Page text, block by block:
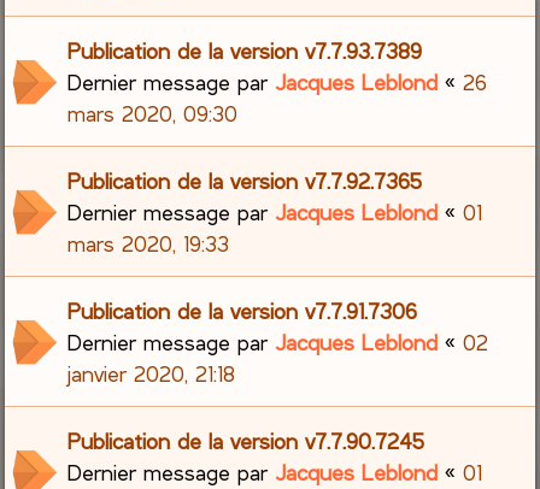
Publication de la version v7.7.93.7389
Dernier message parJacques Leblond «26
mars 2020, 09:30
Publication de la version v7.7.92.7365
Dernier message parJacques Leblond «01
mars 2020, 19:33
Publication de la version v7.7.91.7306
Dernier message parJacques Leblond «02
janvier 2020, 21:18
Publication de la version v7.7.90.7245
Dernier message parJacques Leblond «01